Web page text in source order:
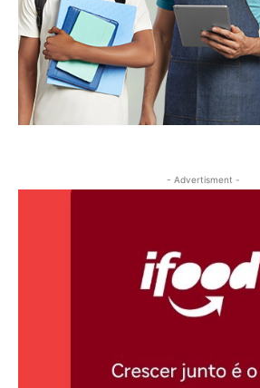
- Advertisment -